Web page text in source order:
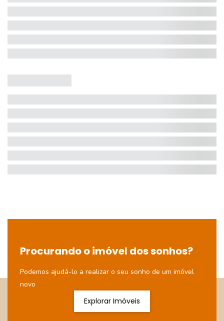
Procurando o imóvel dos sonhos?
Podemos ajudá-lo a realizar o seu sonho de um imóvel
novo
Explorar Imóveis